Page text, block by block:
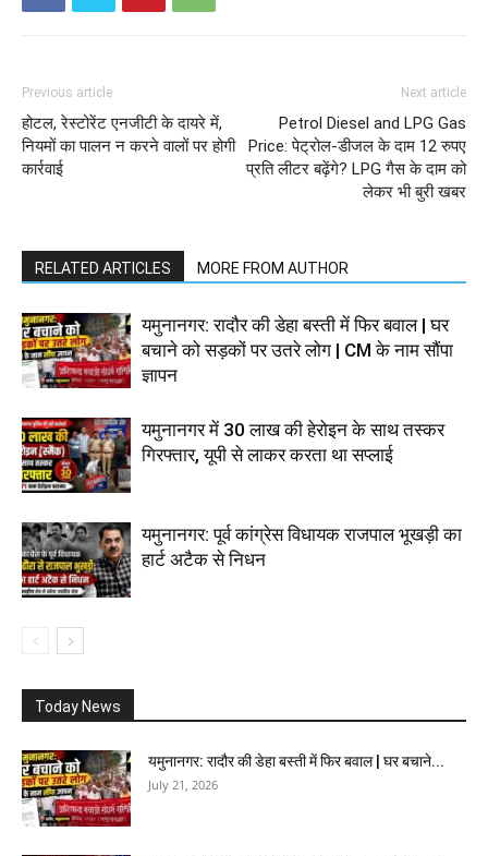
Previous article
होटल, रेस्टोरेंट एनजीटी के दायरे में,
नियमों का पालन न करने वालों पर होगी
कार्रवाई
Next article
Petrol Diesel and LPG Gas
Price: पेट्रोल-डीजल के दाम 12 रुपए
प्रति लीटर बढ़ेंगे? LPG गैस के दाम को
लेकर भी बुरी खबर
RELATED ARTICLES MORE FROM AUTHOR
यमुनानगर: रादौर की डेहा बस्ती में फिर बवाल | घर
बचाने को सड़कों पर उतरे लोग | CM के नाम सौंपा
ज्ञापन
यमुनानगर में 30 लाख की हेरोइन के साथ तस्कर
गिरफ्तार, यूपी से लाकर करता था सप्लाई
यमुनानगर: पूर्व कांग्रेस विधायक राजपाल भूखड़ी का
हार्ट अटैक से निधन
Today News
यमुनानगर: रादौर की डेहा बस्ती में फिर बवाल | घर बचाने...
July 21, 2026